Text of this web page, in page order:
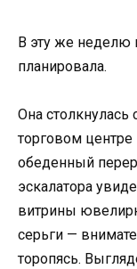
В эту же неделю
планировала.
Она
торговом
обеденный
эскалатора
витрины
серьги —
торопясь.